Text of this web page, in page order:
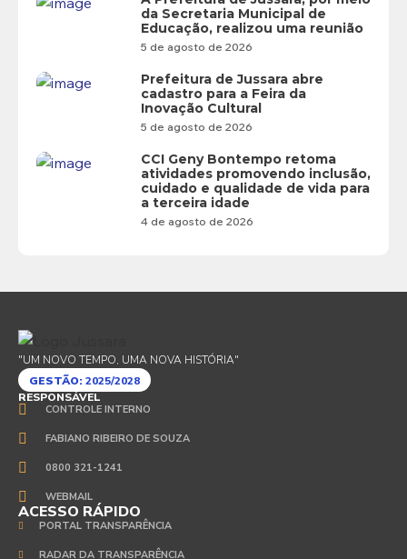
da Secretaria Municipal de
Educação, realizou uma reunião
5 de agosto de 2026
Prefeitura de Jussara abre
cadastro para a Feira da
Inovação Cultural
5 de agosto de 2026
CCI Geny Bontempo retoma
atividades promovendo inclusão,
cuidado e qualidade de vida para
a terceira idade
4 de agosto de 2026
"UM NOVO TEMPO, UMA NOVA HISTÓRIA"
GESTÃO:2025/2028
RESPONSÁVEL
CONTROLE INTERNO
FABIANO RIBEIRO DE SOUZA
0800 321-1241
WEBMAIL
ACESSO RÁPIDO
PORTAL TRANSPARÊNCIA
RADAR DA TRANSPARÊNCIA